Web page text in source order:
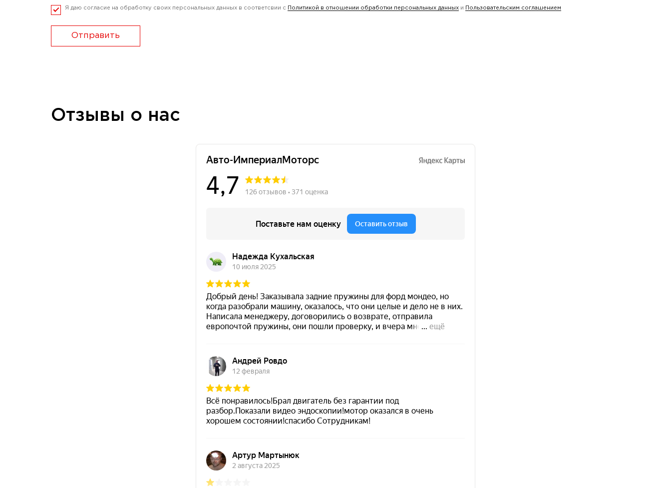
Я даю согласие на обработку своих персональных данных в соответсвии с Политикой в отношении обработки персональных данных и Пользовательским соглашением
Отправить
Отзывы о нас